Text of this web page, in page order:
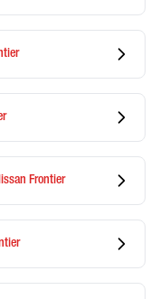
Frontier